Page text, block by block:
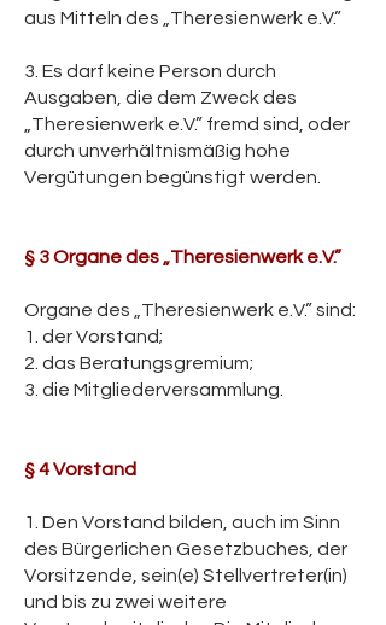
aus Mitteln des „Theresienwerk e.V.”
3. Es darf keine Person durch
Ausgaben, die dem Zweck des
„Theresienwerk e.V.” fremd sind, oder
durch unverhältnismäßig hohe
Vergütungen begünstigt werden.
§ 3 Organe des „Theresienwerk e.V.”
Organe des „Theresienwerk e.V.” sind:
1. der Vorstand;
2. das Beratungsgremium;
3. die Mitgliederversammlung.
§ 4 Vorstand
1. Den Vorstand bilden, auch im Sinn
des Bürgerlichen Gesetzbuches, der
Vorsitzende, sein(e) Stellvertreter(in)
und bis zu zwei weitere